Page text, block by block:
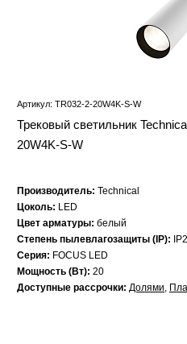
Артикул: TR032-2-20W4K-S-W
Трековый светильник
20W4K-S-W
Производитель: Technical
Цоколь: LED
Цвет арматуры: белый
Степень пылевлагозащиты (IP):
Серия: FOCUS LED
Мощность (Вт): 20
Доступные рассрочки: Долями,